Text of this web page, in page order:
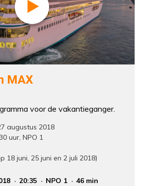
MAX
voor de vakantieganger.
augustus 2018
uur, NPO 1
18 juni, 25 juni en 2 juli 2018)
20:35 NPO 1 46 min